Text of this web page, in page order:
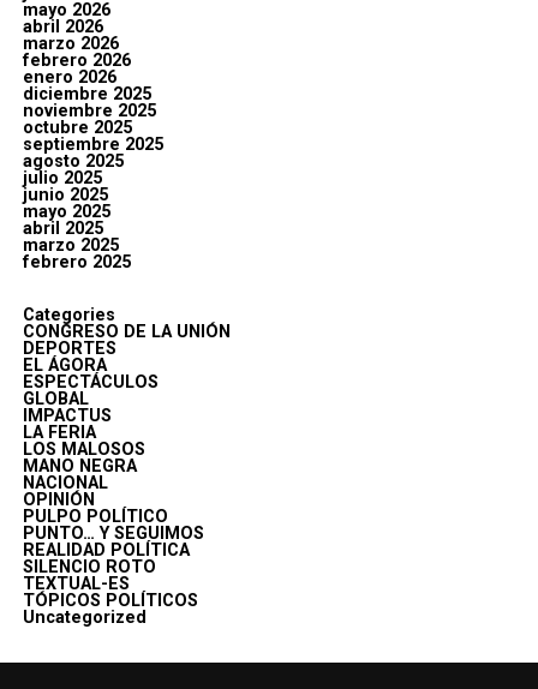
mayo 2026
abril 2026
marzo 2026
febrero 2026
enero 2026
diciembre 2025
noviembre 2025
octubre 2025
septiembre 2025
agosto 2025
julio 2025
junio 2025
mayo 2025
abril 2025
marzo 2025
febrero 2025
Categories
CONGRESO DE LA UNIÓN
DEPORTES
EL ÁGORA
ESPECTÁCULOS
GLOBAL
IMPACTUS
LA FERIA
LOS MALOSOS
MANO NEGRA
NACIONAL
OPINIÓN
PULPO POLÍTICO
PUNTO… Y SEGUIMOS
REALIDAD POLÍTICA
SILENCIO ROTO
TEXTUAL-ES
TÓPICOS POLÍTICOS
Uncategorized